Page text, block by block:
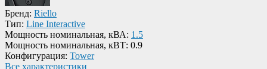
Бренд: Riello
Тип: Line Interactive
Мощность номинальная, кВА: 1.5
Мощность номинальная, кВТ: 0.9
Конфигурация: Tower
Все характеристики